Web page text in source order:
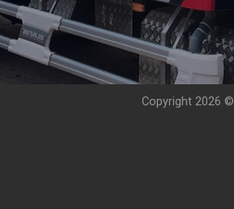
Copyright 2026 ©